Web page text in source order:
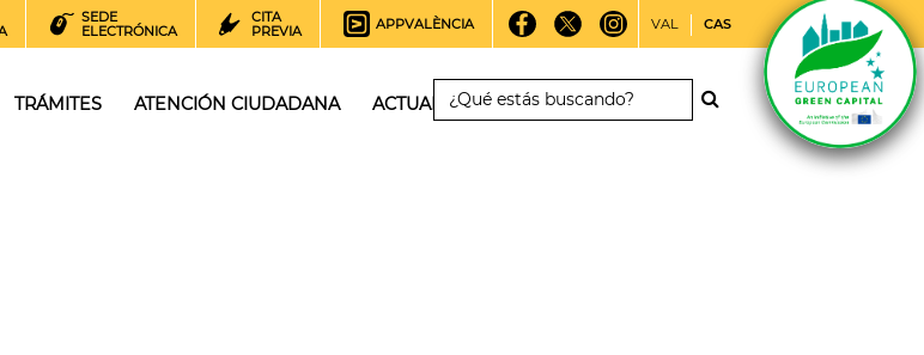
SEDE
ELECTRÓNICA
CITA
PREVIA
APPVALÈNCIA VAL CAS
TRÁMITES ATENCIÓN CIUDADANA ACTUALIDAD